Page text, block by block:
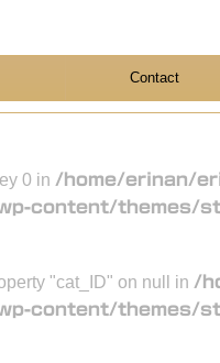
Contact
0 in /home/erinan/
content/themes/
"cat_ID" on null in /
content/themes/